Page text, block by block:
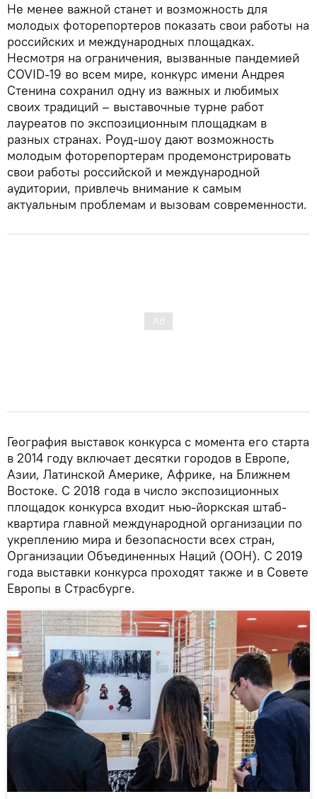
Не менее важной станет и возможность для
молодых фоторепортеров показать свои работы на
российских и международных площадках.
Несмотря на ограничения, вызванные пандемией
COVID-19 во всем мире, конкурс имени Андрея
Стенина сохранил одну из важных и любимых
своих традиций – выставочные турне работ
лауреатов по экспозиционным площадкам в
разных странах. Роуд-шоу дают возможность
молодым фоторепортерам продемонстрировать
свои работы российской и международной
аудитории, привлечь внимание к самым
актуальным проблемам и вызовам современности.
География выставок конкурса с момента его старта
в 2014 году включает десятки городов в Европе,
Азии, Латинской Америке, Африке, на Ближнем
Востоке. С 2018 года в число экспозиционных
площадок конкурса входит нью-йоркская штаб-
квартира главной международной организации по
укреплению мира и безопасности всех стран,
Организации Объединенных Наций (ООН). С 2019
года выставки конкурса проходят также и в Совете
Европы в Страсбурге.